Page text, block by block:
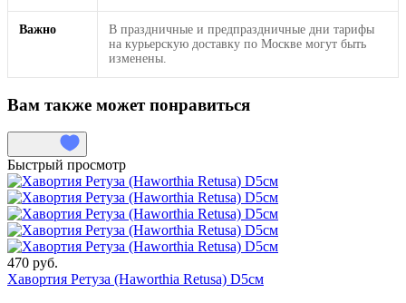
Важно
В праздничные и предпраздничные дни тарифы
на курьерскую доставку по Москве могут быть
изменены.
Вам также может понравиться
Быстрый просмотр
470 руб.
Хавортия Ретуза (Haworthia Retusa) D5см